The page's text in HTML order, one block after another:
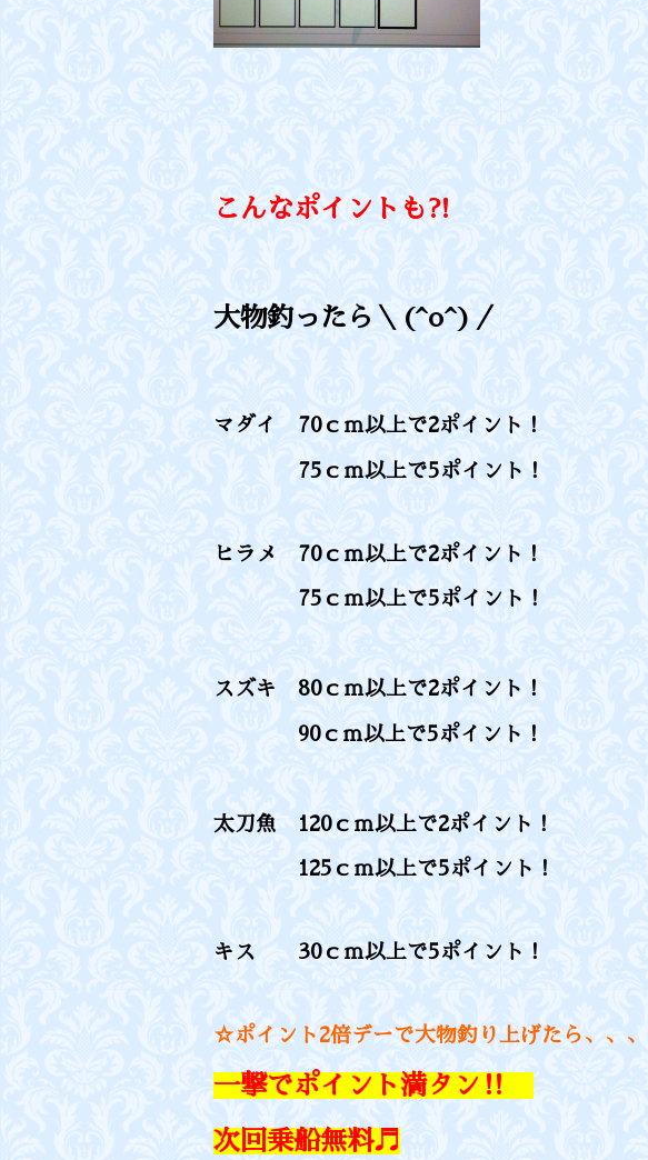
こんなポイントも⁈
大物釣ったら＼(^o^)／
マダイ 70ｃｍ以上で2ポイント！
75ｃｍ以上で5ポイント！
ヒラメ 70ｃｍ以上で2ポイント！
75ｃｍ以上で5ポイント！
スズキ 80ｃｍ以上で2ポイント！
90ｃｍ以上で5ポイント！
太刀魚 120ｃｍ以上で2ポイント！
125ｃｍ以上で5ポイント！
キス 30 ｃｍ以上で5ポイント！
☆ポイント2倍デーで大物釣り上げたら、、
一撃でポイント満タン‼
次回乗船無料♬